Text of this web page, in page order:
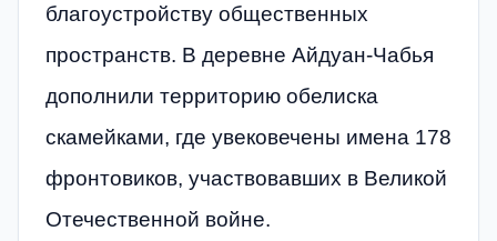
благоустройству общественных
пространств. В деревне Айдуан-Чабья
дополнили территорию обелиска
скамейками, где увековечены имена 178
фронтовиков, участвовавших в Великой
Отечественной войне.